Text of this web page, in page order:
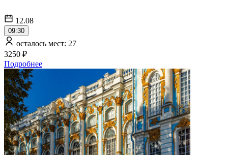
12.08
09:30
осталось мест: 27
3250 ₽
Подробнее